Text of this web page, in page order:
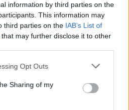
information by third parties on the
This information may
third parties on the IAB’s List of
that may further disclose it to other
app uses one or more Google
behaviour. You may click to
and its third-party tags to
purposes in below Google
Opt Outs
Sharing of my
représentations qui sauront
de couverturemaladie,
la plus proche de vous sont